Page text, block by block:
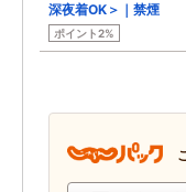
深夜着OK＞｜禁煙
ポイント2%